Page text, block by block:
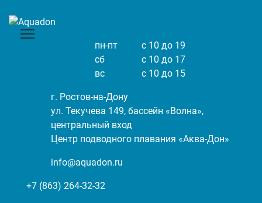
пн-пт
с 10 до 19
сб
с 10 до 17
вс
с 10 до 15
г. Ростов-на-Дону
ул. Текучева 149, бассейн «Волна»,
центральный вход
Центр подводного плавания «Аква-Дон»
info@aquadon.ru
+7 (863) 264-32-32